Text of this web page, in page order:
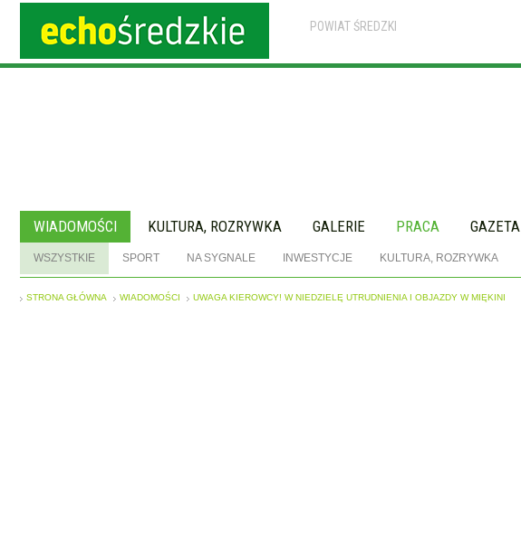
POWIAT ŚREDZKI
WIADOMOŚCI KULTURA, ROZRYWKA GALERIE PRACA GAZETA
WSZYSTKIE SPORT NA SYGNALE INWESTYCJE KULTURA, ROZRYWKA
STRONA GŁÓWNA WIADOMOŚCI UWAGA KIEROWCY! W NIEDZIELĘ UTRUDNIENIA I OBJAZDY W MIĘKINI